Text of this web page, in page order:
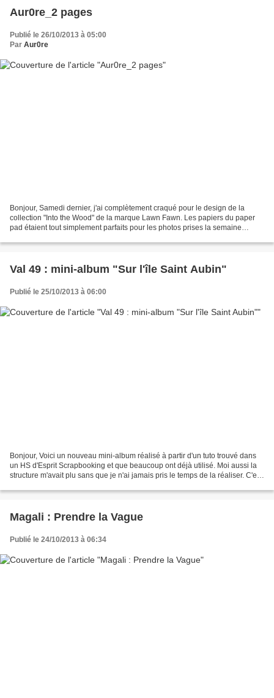
Aur0re_2 pages
Publié le 26/10/2013 à 05:00
Par Aur0re
Bonjour, Samedi dernier, j'ai complètement craqué pour le design de la
collection "Into the Wood" de la marque Lawn Fawn. Les papiers du paper
pad étaient tout simplement parfaits pour les photos prises la semaine
Val 49 : mini-album "Sur l'île Saint Aubin"
Publié le 25/10/2013 à 06:00
Bonjour, Voici un nouveau mini-album réalisé à partir d'un tuto trouvé dans
un HS d'Esprit Scrapbooking et que beaucoup ont déjà utilisé. Moi aussi la
structure m'avait plu sans que je n'ai jamais pris le temps de la réaliser. C'est
Magali : Prendre la Vague
Publié le 24/10/2013 à 06:34